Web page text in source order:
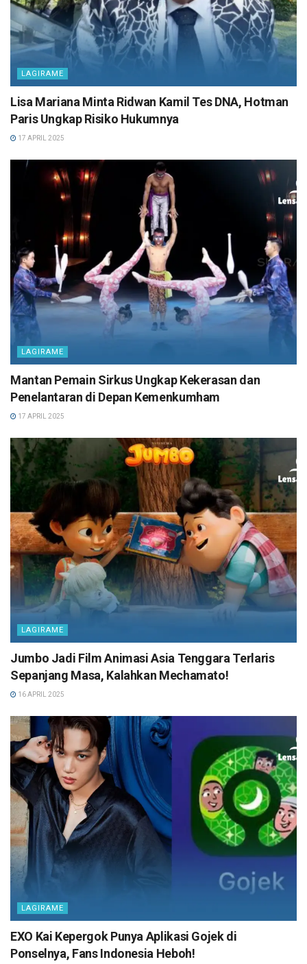
LAGIRAME
Lisa Mariana Minta Ridwan Kamil Tes DNA, Hotman
Paris Ungkap Risiko Hukumnya
17 APRIL 2025
LAGIRAME
Mantan Pemain Sirkus Ungkap Kekerasan dan
Penelantaran di Depan Kemenkumham
17 APRIL 2025
LAGIRAME
Jumbo Jadi Film Animasi Asia Tenggara Terlaris
Sepanjang Masa, Kalahkan Mechamato!
16 APRIL 2025
LAGIRAME
EXO Kai Kepergok Punya Aplikasi Gojek di
Ponselnya, Fans Indonesia Heboh!